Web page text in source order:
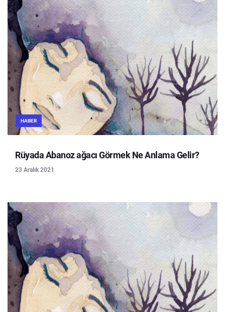
HABER
Rüyada Abanoz ağacı Görmek Ne Anlama Gelir?
23 Aralık 2021